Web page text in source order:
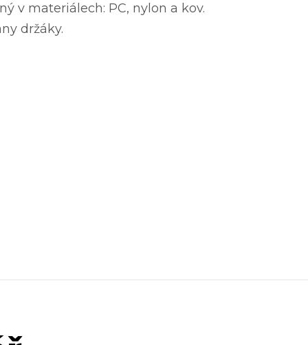
v materiálech: PC, nylon a kov.
držáky.